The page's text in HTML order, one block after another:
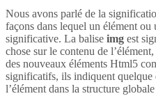
Nous avons parlé de la
façons dans lequel un élément ou
significative. La balise img est
chose sur le contenu de
des nouveaux éléments Html5
significatifs, ils indiquent quelque
l’élément dans la structure globale